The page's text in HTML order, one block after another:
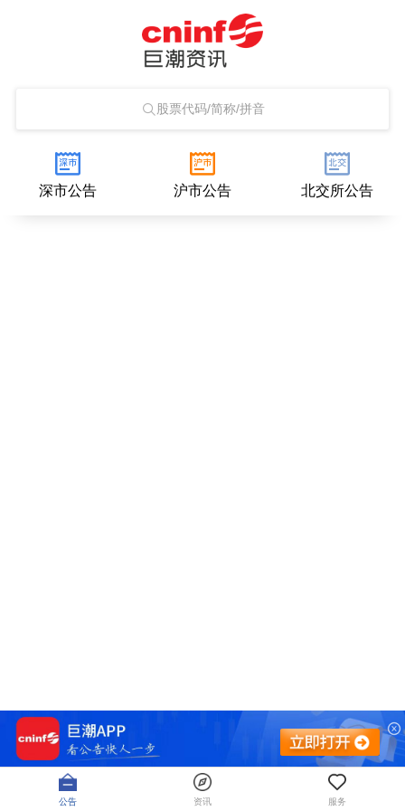
股票代码/简称/拼音
深市公告 沪市公告 北交所公告
公告 资讯 服务